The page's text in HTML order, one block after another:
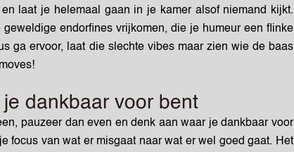
laat je helemaal gaan in je kamer alsof niemand kijkt.
geweldige endorfines vrijkomen, die je humeur een flinke
ga ervoor, laat die slechte vibes maar zien wie de baas
dankbaar voor bent
, pauzeer dan even en denk aan waar je dankbaar voor
focus van wat er misgaat naar wat er wel goed gaat. Het